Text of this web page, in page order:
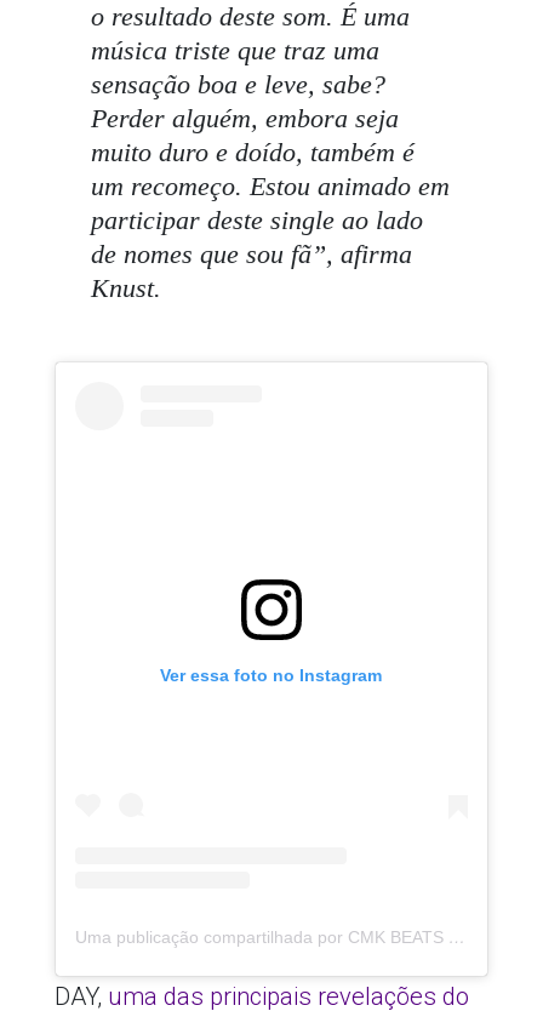
o resultado deste som. É uma
música triste que traz uma
sensação boa e leve, sabe?
Perder alguém, embora seja
muito duro e doído, também é
um recomeço. Estou animado em
participar deste single ao lado
de nomes que sou fã”, afirma
Knust.
Ver essa foto no Instagram
Uma publicação compartilhada por CMK BEATS 🖖🏼 (@cmkbeatss)
DAY, uma das principais revelações do